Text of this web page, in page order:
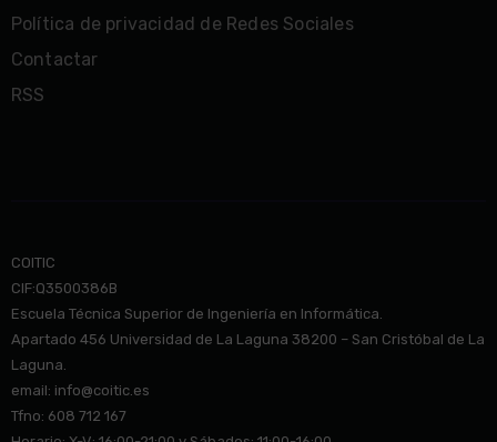
Política de privacidad de Redes Sociales
Contactar
RSS
COITIC
CIF:Q3500386B
Escuela Técnica Superior de Ingeniería en Informática.
Apartado 456 Universidad de La Laguna 38200 – San Cristóbal de La
Laguna.
email: info@coitic.es
Tfno: 608 712 167